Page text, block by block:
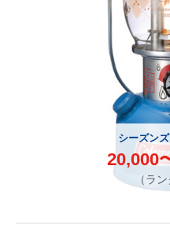
シーズン
20,000
（ラ